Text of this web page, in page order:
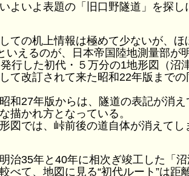
よいよ表題の「旧口野隧道」を探し
ての机上情報は極めて少ないが、ほ
いえるのが、日本帝国陸地測量部が
行した初代・５万分の1地形図（沼
て改訂されて来た昭和22年版までの
和27年版からは、隧道の表記が消え
描かれ方となっている。
図では、峠前後の道自体が消えてし
治35年と40年に相次ぎ竣工した「
べて、地図に見る“初代ルート”は距